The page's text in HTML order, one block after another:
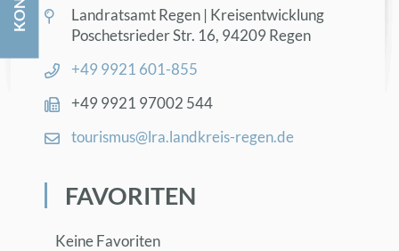
Land­rats­amt Re­gen | Kreis­ent­wick­lung
Po­sche­ts­rie­der Str. 16, 94209 Re­gen
+49 9921 601-855
+49 9921 97002 544
tou­ris­mus@​lra.​landkreis-re­gen.de
FA­VO­RI­TEN
Keine Favoriten